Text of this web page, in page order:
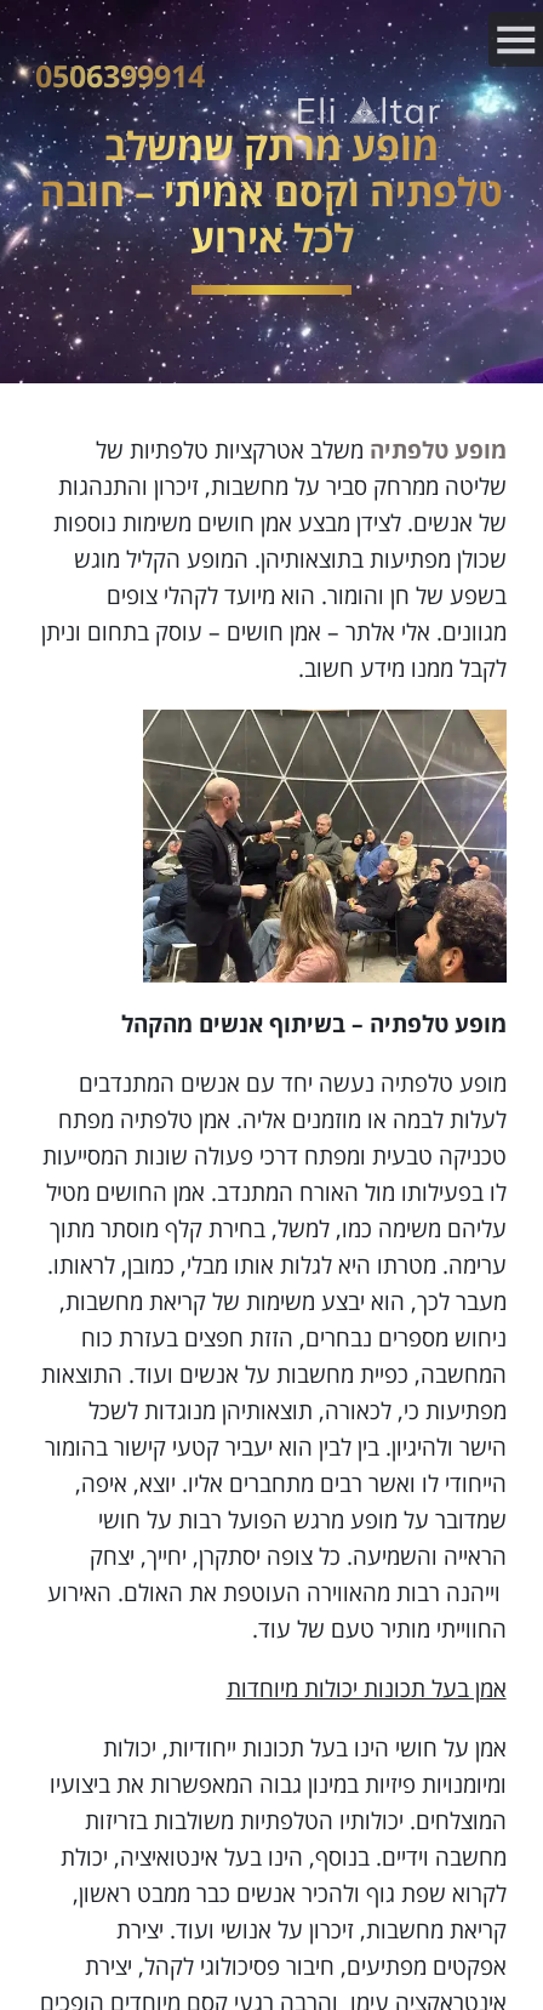
0506399914
מופע מרתק שמשלב
טלפתיה וקסם אמיתי – חובה
לכל אירוע
מופע טלפתיה משלב אטרקציות טלפתיות של
שליטה ממרחק סביר על מחשבות, זיכרון והתנהגות
של אנשים. לצידן מבצע אמן חושים משימות נוספות
שכולן מפתיעות בתוצאותיהן. המופע הקליל מוגש
בשפע של חן והומור. הוא מיועד לקהלי צופים
מגוונים. אלי אלתר – אמן חושים – עוסק בתחום וניתן
לקבל ממנו מידע חשוב.
מופע טלפתיה – בשיתוף אנשים מהקהל
מופע טלפתיה נעשה יחד עם אנשים המתנדבים
לעלות לבמה או מוזמנים אליה. אמן טלפתיה מפתח
טכניקה טבעית ומפתח דרכי פעולה שונות המסייעות
לו בפעילותו מול האורח המתנדב. אמן החושים מטיל
עליהם משימה כמו, למשל, בחירת קלף מוסתר מתוך
ערימה. מטרתו היא לגלות אותו מבלי, כמובן, לראותו.
מעבר לכך, הוא יבצע משימות של קריאת מחשבות,
ניחוש מספרים נבחרים, הזזת חפצים בעזרת כוח
המחשבה, כפיית מחשבות על אנשים ועוד. התוצאות
מפתיעות כי, לכאורה, תוצאותיהן מנוגדות לשכל
הישר ולהיגיון. בין לבין הוא יעביר קטעי קישור בהומור
הייחודי לו ואשר רבים מתחברים אליו. יוצא, איפה,
שמדובר על מופע מרגש הפועל רבות על חושי
הראייה והשמיעה. כל צופה יסתקרן, יחייך, יצחק
וייהנה רבות מהאווירה העוטפת את האולם. האירוע
החווייתי מותיר טעם של עוד.
אמן בעל תכונות יכולות מיוחדות
אמן על חושי הינו בעל תכונות ייחודיות, יכולות
ומיומנויות פיזיות במינון גבוה המאפשרות את ביצועיו
המוצלחים. יכולותיו הטלפתיות משולבות בזריזות
מחשבה וידיים. בנוסף, הינו בעל אינטואיציה, יכולת
לקרוא שפת גוף ולהכיר אנשים כבר ממבט ראשון,
קריאת מחשבות, זיכרון על אנושי ועוד. יצירת
אפקטים מפתיעים, חיבור פסיכולוגי לקהל, יצירת
אינטראקציה עימו והרבה רגעי קסם מיוחדים הופכים